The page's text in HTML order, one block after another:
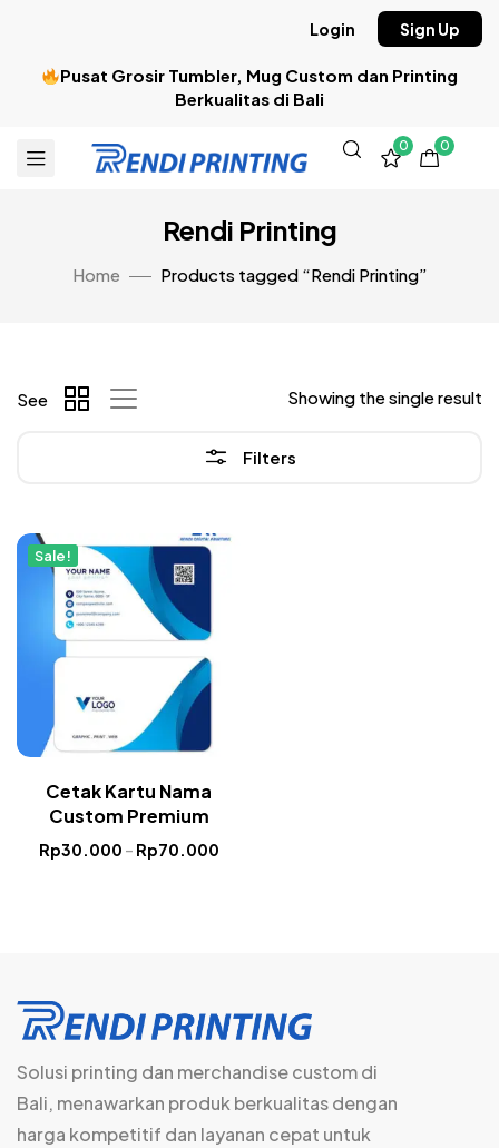
Pusat Grosir Tumbler, Mug Custom dan Printing
Berkualitas di Bali
Login Sign Up
0 0
Rendi Printing
Home Products tagged “Rendi Printing”
Filters
Showing the single result
See
Sale!
Cetak Kartu Nama
Custom Premium
Rp30.000 – Rp70.000
Solusi printing dan merchandise custom di
Bali, menawarkan produk berkualitas dengan
harga kompetitif dan layanan cepat untuk